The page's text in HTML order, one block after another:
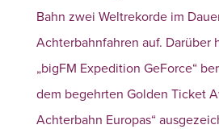
Bahn zwei Weltrekorde im
Achterbahnfahren auf. Darüber
„bigFM Expedition GeForce“
dem begehrten Golden Ticket
Achterbahn Europas“